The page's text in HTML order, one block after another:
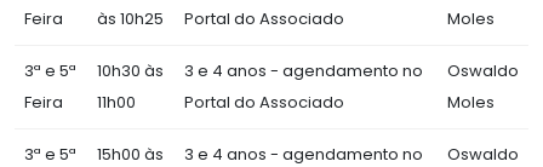
Feira
às 10h25
Portal do Associado
Moles
3ª e 5ª
Feira
10h30 às
11h00
3 e 4 anos - agendamento no
Portal do Associado
Oswaldo
Moles
3ª e 5ª
15h00 às
3 e 4 anos - agendamento no
Oswaldo